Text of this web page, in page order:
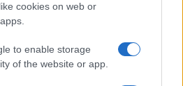
cookies on web or
to enable storage
of the website or app.
despidió a 60…